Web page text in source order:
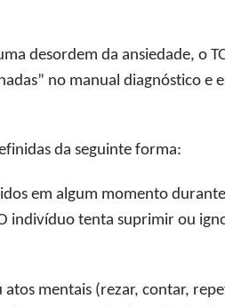
desordem da ansiedade, o
no manual diagnóstico e
da seguinte forma:
em algum momento
indivíduo tenta suprimir ou
mentais (rezar, contar,